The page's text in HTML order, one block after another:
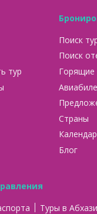
тур
Поиск
Поиск
Горящие
Страны
Блог
Туры в